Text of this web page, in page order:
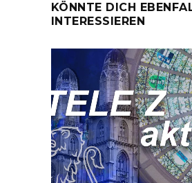
KÖNNTE DICH
INTERESSIEREN